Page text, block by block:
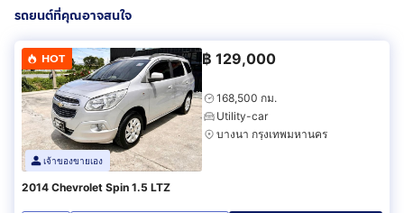
รถยนต์ที่คุณอาจสนใจ
HOT
เจ้าของขายเอง
฿ 129,000
168,500 กม.
Utility-car
บางนา กรุงเทพมหานคร
2014 Chevrolet Spin 1.5 LTZ